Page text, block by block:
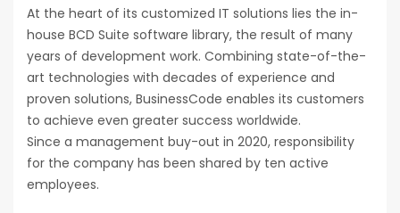
At the heart of its customized IT solutions lies the in-
house BCD Suite software library, the result of many
years of development work. Combining state-of-the-
art technologies with decades of experience and
proven solutions, BusinessCode enables its customers
to achieve even greater success worldwide.
Since a management buy-out in 2020, responsibility
for the company has been shared by ten active
employees.